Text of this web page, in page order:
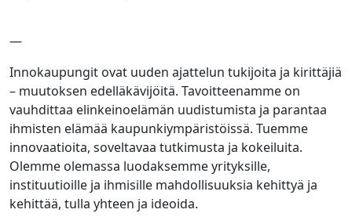
—
Innokaupungit ovat uuden ajattelun tukijoita ja kirittäjiä
– muutoksen edelläkävijöitä. Tavoitteenamme on
vauhdittaa elinkeinoelämän uudistumista ja parantaa
ihmisten elämää kaupunkiympäristöissä. Tuemme
innovaatioita, soveltavaa tutkimusta ja kokeiluita.
Olemme olemassa luodaksemme yrityksille,
instituutioille ja ihmisille mahdollisuuksia kehittyä ja
kehittää, tulla yhteen ja ideoida.